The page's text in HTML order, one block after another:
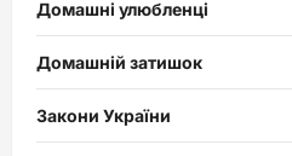
Домашні улюбленці
Домашній затишок
Закони України